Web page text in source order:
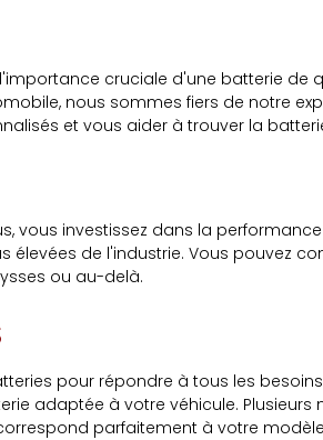
l'importance cruciale d'une batterie
nous sommes fiers de notre
et vous aider à trouver la
vous investissez dans la
élevées de l'industrie. Vous pouvez
ou au-delà.
pour répondre à tous les
adaptée à votre véhicule.
parfaitement à votre